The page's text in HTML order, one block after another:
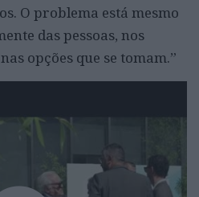
O problema está mesmo
das pessoas, nos
opções que se tomam.”